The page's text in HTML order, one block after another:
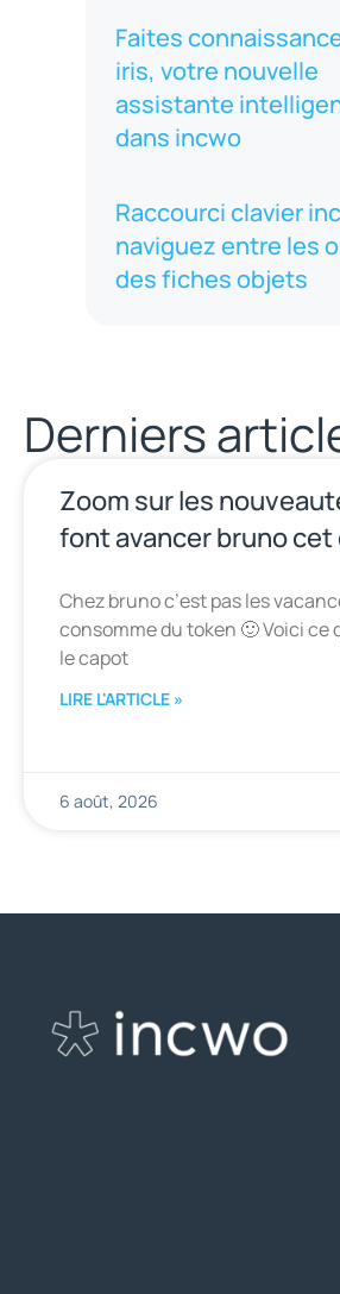
Faites
iris, votre nouvelle
assistante
dans incwo
Raccourci clavier
naviguez entre les
des fiches objets
Derniers
Zoom sur les
font avancer bruno cet
Chez bruno c’est pas les
consomme du token 🙂 Voici ce
le capot
LIRE L'ARTICLE »
6 août, 2026